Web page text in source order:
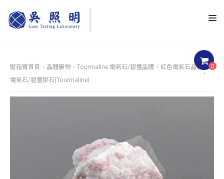
0
壓箱寶首頁 晶體礦物 Tourmaline 電氣石/碧璽晶體
紅色電氣石晶體
電氣石/碧璽原石(Tourmaline)